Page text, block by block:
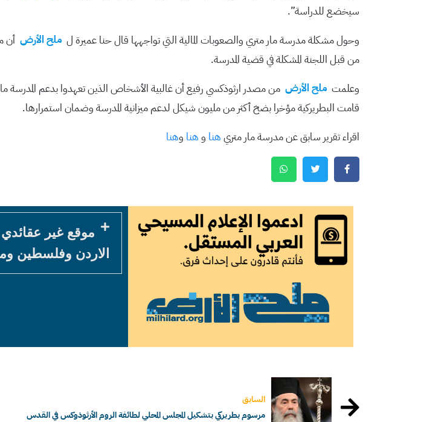
سيخضع للدراسة”.
وحول مشكلة مدرسة مار متري والصعوبات المالية التي تواجهها قال حنا عميرة ل ملح الأرض أن
من قبل اللجنة المشكلة في قضية المدرسة.
وعلمت ملح الأرض من مصدر ارثوذكسي رفيع أن غالبية الأشخاص الذين تعهدوا بدعم المدرسة
قامت البطريركية مؤخرا بضخ أكثر من مليون شيكل لدعم ميزانية المدرسة وضمان استمرارها.
اقراء تقرير سابق عن مدرسة مار متري هنا و هنا وهنا
موقع غير
الاردن وفلسطين
السابق
مرسوم بطريركي بتشكيل المجلس المحلي لطائفة الروم الأرثوذوكس في القدس